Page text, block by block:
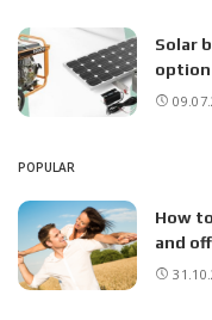
Solar
option
POPULAR
How
and